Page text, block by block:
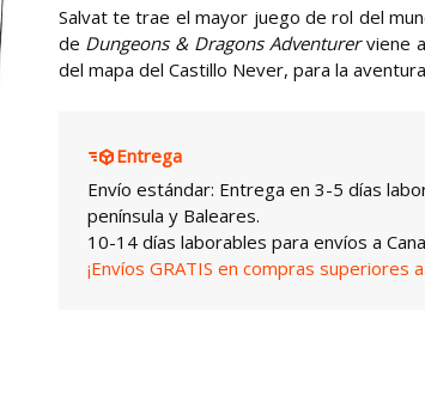
Salvat te trae el mayor juego de rol del
de Dungeons & Dragons Adventurerviene
del mapa del Castillo Never, para la
Entrega
Envío estándar: Entrega en 3-5 días
península y Baleares.
10-14 días laborables para envíos a
¡Envíos GRATIS en compras superiores